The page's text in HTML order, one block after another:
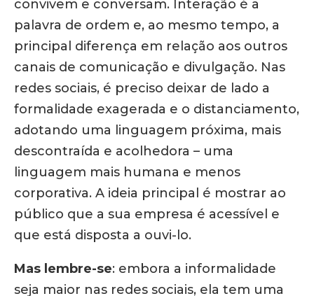
convivem e conversam. Interação é a
palavra de ordem e, ao mesmo tempo, a
principal diferença em relação aos outros
canais de comunicação e divulgação. Nas
redes sociais, é preciso deixar de lado a
formalidade exagerada e o distanciamento,
adotando uma linguagem próxima, mais
descontraída e acolhedora – uma
linguagem mais humana e menos
corporativa. A ideia principal é mostrar ao
público que a sua empresa é acessível e
que está disposta a ouvi-lo.
Mas lembre-se: embora a informalidade
seja maior nas redes sociais, ela tem uma